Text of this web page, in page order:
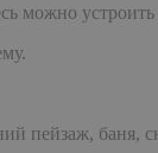
можно
пейзаж,